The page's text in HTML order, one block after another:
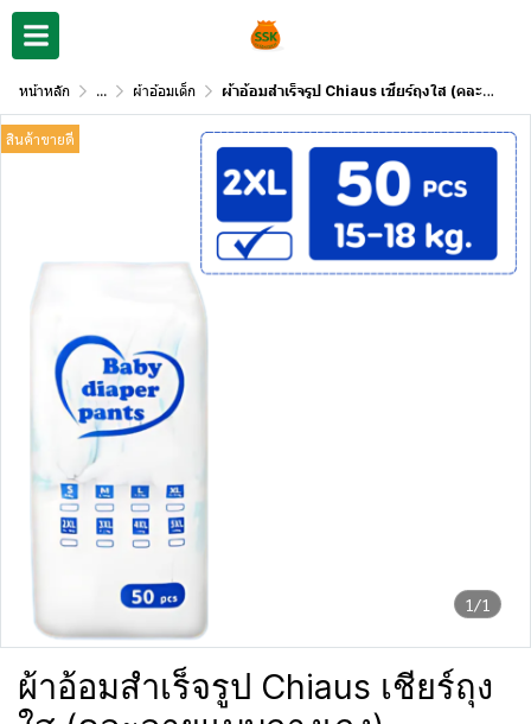
หน้าหลัก ... ผ้าอ้อมเด็ก ผ้าอ้อมสำเร็จรูป Chiaus เชียร์ถุงใส (คละลายแบบกางเกง)
1/1
สินค้าขายดี
ผ้าอ้อมสำเร็จรูป Chiaus เชียร์ถุง